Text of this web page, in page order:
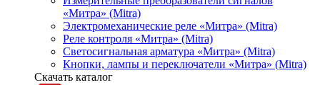
«Митра» (Mitra)
Электромеханические реле «Митра» (Mitra)
Реле контроля «Митра» (Mitra)
Светосигнальная арматура «Митра» (Mitra)
Кнопки, лампы и переключатели «Митра» (Mitra)
Скачать каталог